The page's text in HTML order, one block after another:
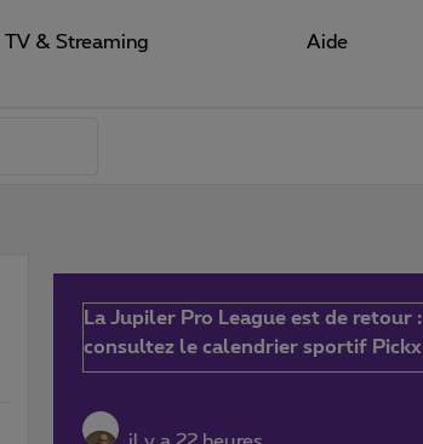
TV & Streaming Aide
La Jupiler Pro League est de retour :
consultez le calendrier sportif Pickx